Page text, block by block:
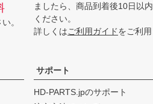
。
ましたら、商品到着後10日以
ください。
詳しくはご利用ガイドをご利用
サポート
HD-PARTS.jpのサポート